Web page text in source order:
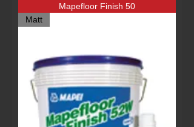
Mapefloor Finish 50
Matt